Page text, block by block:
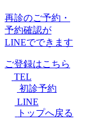
再診のご予約・
予約確認が
LINEでできます
ご登録はこちら
TEL
初診予約
LINE
トップへ戻る